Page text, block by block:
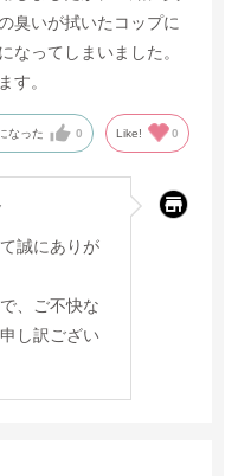
臭いが拭いたコップに
なってしまいました。
す。
なった 0 Like! 0
誠にありが
、ご不快な
し訳ござい